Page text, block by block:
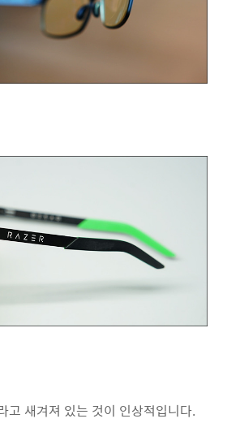
고 새겨져 있는 것이 인상적입니다.